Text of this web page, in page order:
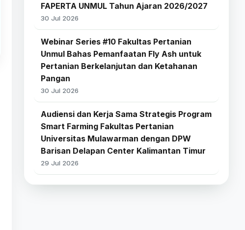
FAPERTA UNMUL Tahun Ajaran 2026/2027
30 Jul 2026
Webinar Series #10 Fakultas Pertanian
Unmul Bahas Pemanfaatan Fly Ash untuk
Pertanian Berkelanjutan dan Ketahanan
Pangan
30 Jul 2026
Audiensi dan Kerja Sama Strategis Program
Smart Farming Fakultas Pertanian
Universitas Mulawarman dengan DPW
Barisan Delapan Center Kalimantan Timur
29 Jul 2026